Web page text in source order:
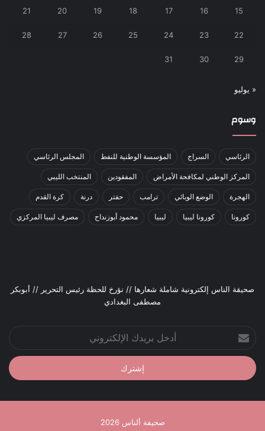
15
16
17
18
19
20
21
22
23
24
25
26
27
28
29
30
31
« يوليو
وسوم
الرئاسي السراج المؤسسة الوطنية للنفط المجلس الرئاسي
المركز الوطني لمكافحة الأمراض المفقودين المنتخب الليبي
الهجرة الوضع الوبائي ترامب حفتر درنة كرة القدم
كورونا كورونا ليبيا ليبيا محمود أبوزنداح مصرف ليبيا المركزي
صحيقة الناس إلكترونية شاملة شعارها // نؤرخ للحظة رئيس التحرير // أبوبكر
مصطفى البغدادي
بريدك
الإلكتروني
صحيفة ألناس 2026